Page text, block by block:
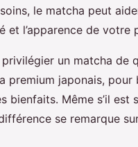
le matcha peut
et l’apparence de votre
privilégier un matcha de
premium japonais, pour
bienfaits. Même s’il est
se remarque